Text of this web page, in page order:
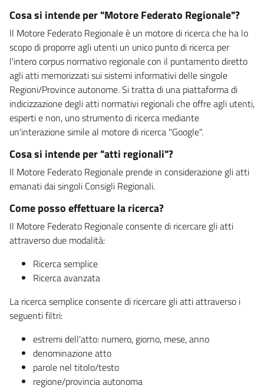
Cosa si intende per "Motore Federato Regionale"?
Il Motore Federato Regionale è un motore di ricerca che ha lo
scopo di proporre agli utenti un unico punto di ricerca per
l'intero corpus normativo regionale con il puntamento diretto
agli atti memorizzati sui sistemi informativi delle singole
Regioni/Province autonome. Si tratta di una piattaforma di
indicizzazione degli atti normativi regionali che offre agli utenti,
esperti e non, uno strumento di ricerca mediante
un'interazione simile al motore di ricerca "Google".
Cosa si intende per "atti regionali"?
Il Motore Federato Regionale prende in considerazione gli atti
emanati dai singoli Consigli Regionali.
Come posso effettuare la ricerca?
Il Motore Federato Regionale consente di ricercare gli atti
attraverso due modalità:
Ricerca semplice
Ricerca avanzata
La ricerca semplice consente di ricercare gli atti attraverso i
seguenti filtri:
estremi dell'atto: numero, giorno, mese, anno
denominazione atto
parole nel titolo/testo
regione/provincia autonoma